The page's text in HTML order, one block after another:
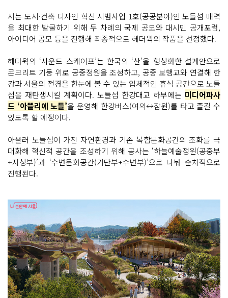
시는 도시·건축 디자인 혁신 시범사업 1호(공공분야)인 노들섬 매력
을 최대한 발굴하기 위해 두 차례의 국제 공모와 대시민 공개포럼,
아이디어 공모 등을 진행해 최종적으로 헤더윅의 작품을 선정했다.
헤더윅의 ‘사운드 스케이프’는 한국의 ‘산’을 형상화한 설계안으로
콘크리트 기둥 위로 공중정원을 조성하고, 공중 보행교와 연결해 한
강과 서울의 전경을 한눈에 볼 수 있는 입체적인 휴식 공간으로 노들
섬을 재탄생시킬 계획이다. 노들섬 한강대교 하부에는 미디어파사
드 ‘아뜰리에 노들’을 운영해 한강버스(여의↔잠원)를 타고 즐길 수
있도록 할 예정이다.
아울러 노들섬이 가진 자연환경과 기존 복합문화공간의 조화를 극
대화해 혁신적 공간을 조성하기 위해 공사는 ‘하늘예술정원(공중부
+지상부)’과 ‘수변문화공간(기단부+수변부)’으로 나눠 순차적으로
진행된다.